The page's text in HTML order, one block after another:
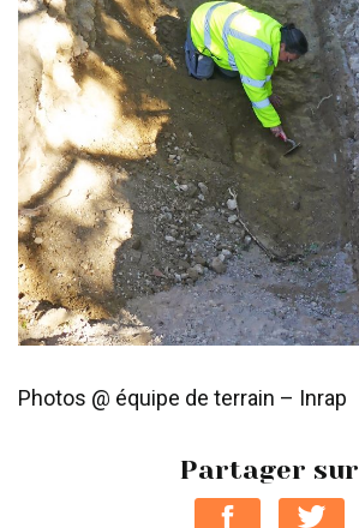
Photos @ équipe de terrain – Inrap
Partager sur